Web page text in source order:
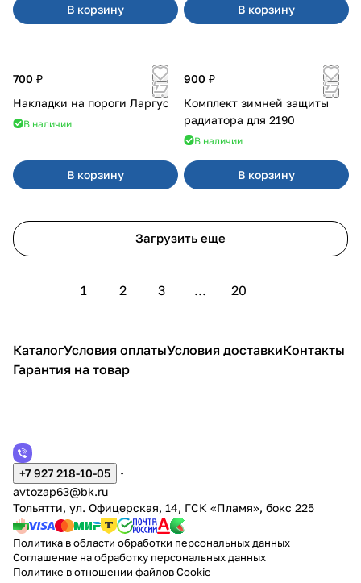
В корзину В корзину
700 ₽
Накладки на пороги Ларгус
В наличии
В корзину
900 ₽
Комплект зимней защиты
радиатора для 2190
В наличии
В корзину
Загрузить еще
1 2 3 ... 20
КаталогУсловия оплатыУсловия доставкиКонтакты
Гарантия на товар
+7 927 218-10-05
avtozap63@bk.ru
Тольятти, ул. Офицерская, 14, ГСК «Пламя», бокс 225
Политика в области обработки персональных данных
Соглашение на обработку персональных данных
Политике в отношении файлов Cookie